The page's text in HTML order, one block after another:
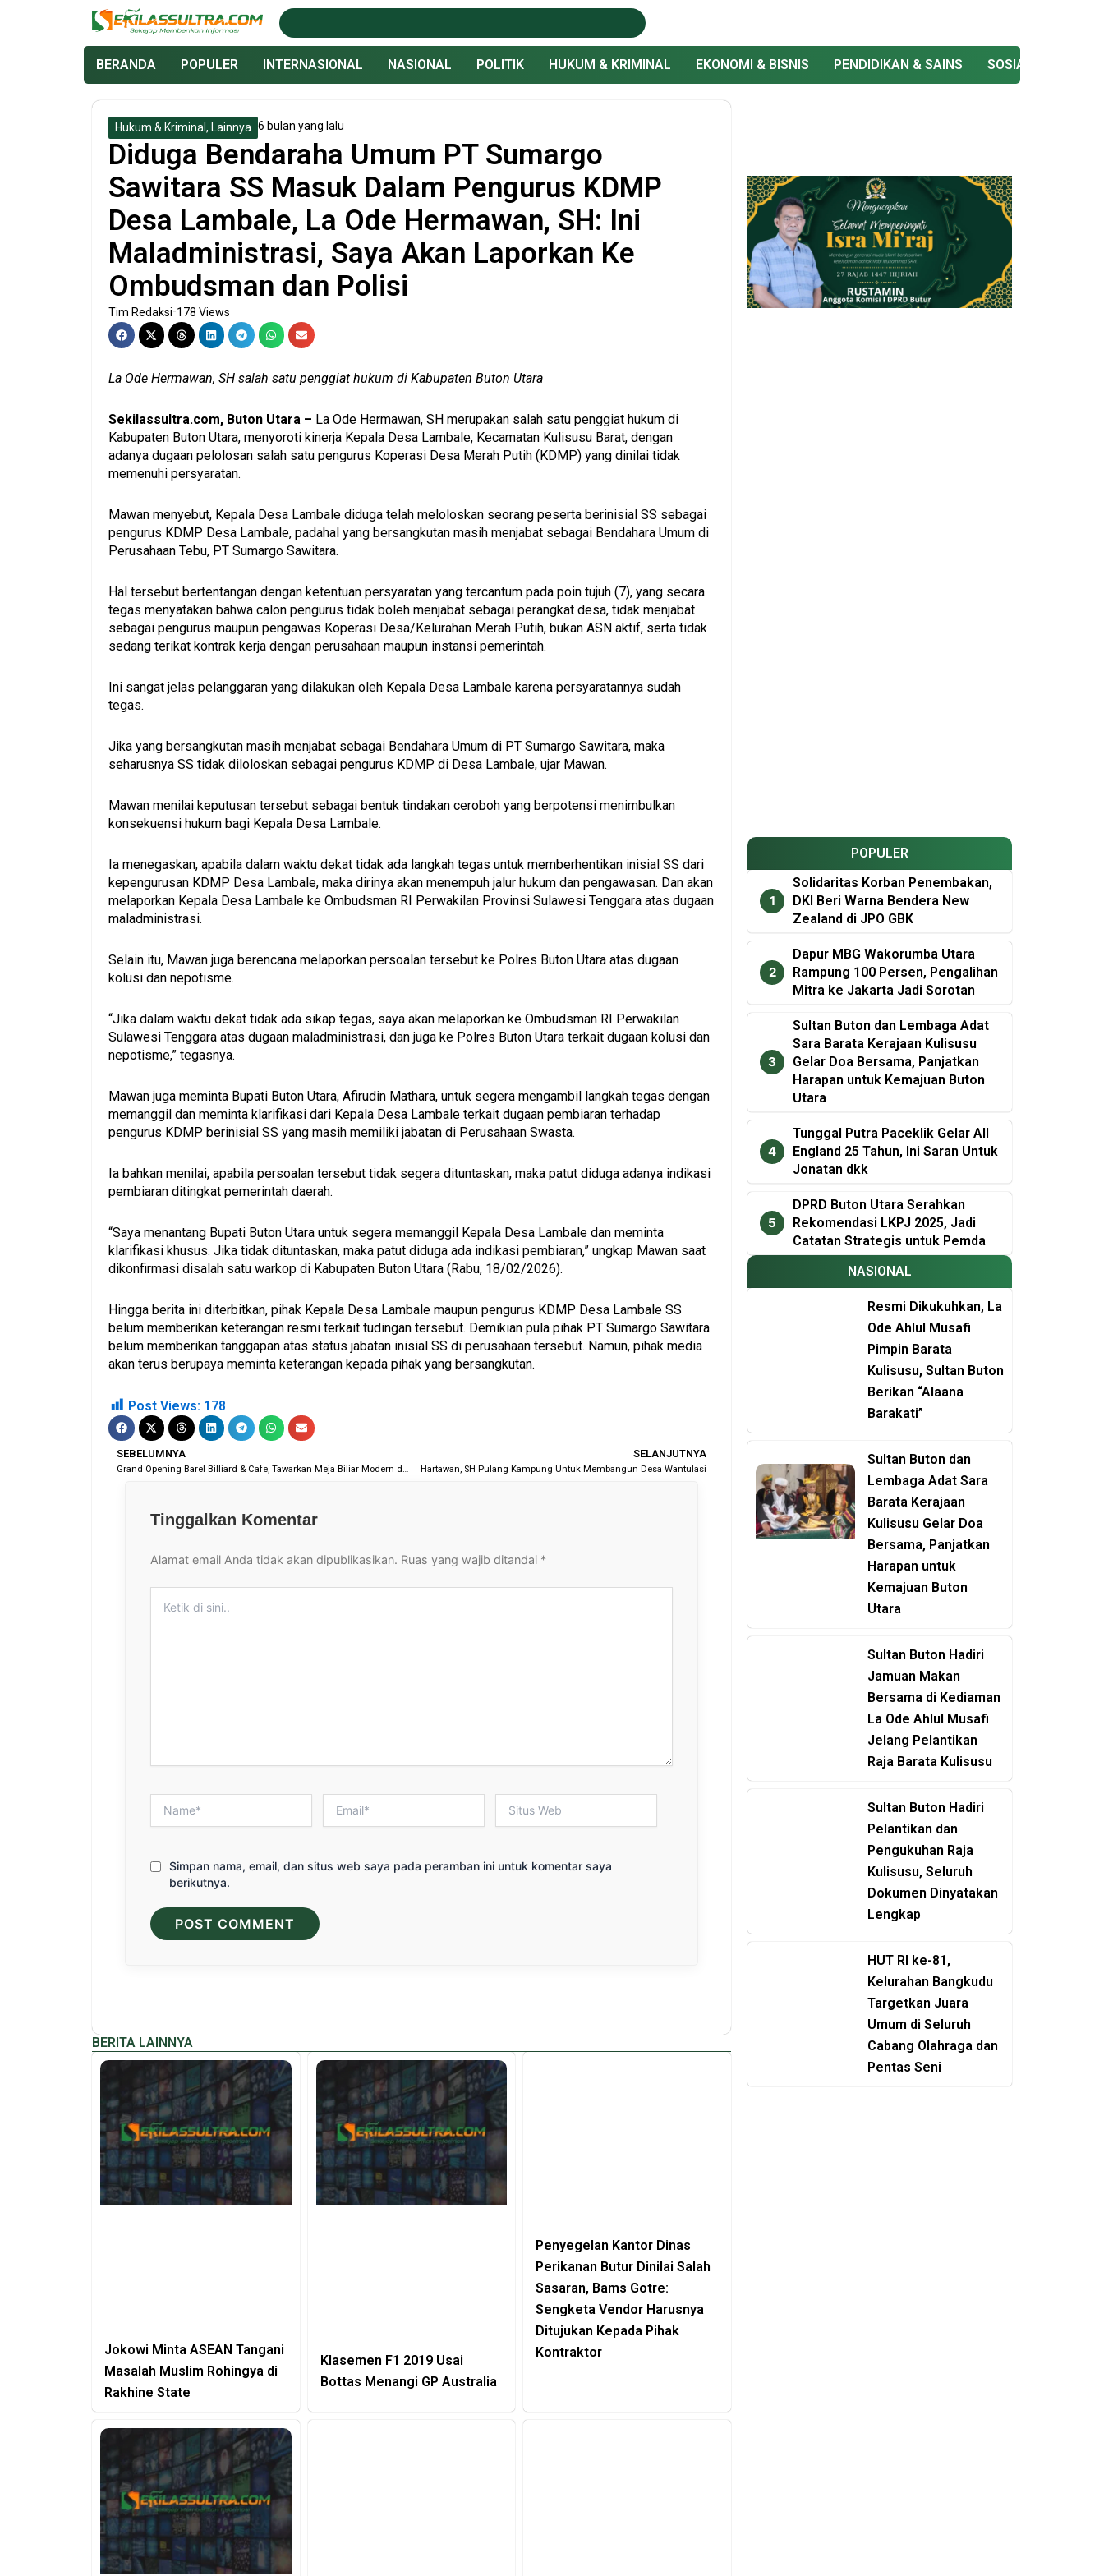
BERANDA POPULER INTERNASIONAL NASIONAL POLITIK HUKUM & KRIMINAL EKONOMI & BISNIS PENDIDIKAN & SAINS SOSIAL & BUDAYA
6 bulan yang lalu
Hukum & Kriminal , Lainnya
Diduga Bendaraha Umum PT Sumargo
Sawitara SS Masuk Dalam Pengurus KDMP
Desa Lambale, La Ode Hermawan, SH: Ini
Maladministrasi, Saya Akan Laporkan Ke
Ombudsman dan Polisi
Tim Redaksi-178 Views
La Ode Hermawan, SH salah satu penggiat hukum di Kabupaten Buton Utara
Sekilassultra.com, Buton Utara – La Ode Hermawan, SH merupakan salah satu penggiat hukum di
Kabupaten Buton Utara, menyoroti kinerja Kepala Desa Lambale, Kecamatan Kulisusu Barat, dengan
adanya dugaan pelolosan salah satu pengurus Koperasi Desa Merah Putih (KDMP) yang dinilai tidak
memenuhi persyaratan.
Mawan menyebut, Kepala Desa Lambale diduga telah meloloskan seorang peserta berinisial SS sebagai
pengurus KDMP Desa Lambale, padahal yang bersangkutan masih menjabat sebagai Bendahara Umum di
Perusahaan Tebu, PT Sumargo Sawitara.
Hal tersebut bertentangan dengan ketentuan persyaratan yang tercantum pada poin tujuh (7), yang secara
tegas menyatakan bahwa calon pengurus tidak boleh menjabat sebagai perangkat desa, tidak menjabat
sebagai pengurus maupun pengawas Koperasi Desa/Kelurahan Merah Putih, bukan ASN aktif, serta tidak
sedang terikat kontrak kerja dengan perusahaan maupun instansi pemerintah.
Ini sangat jelas pelanggaran yang dilakukan oleh Kepala Desa Lambale karena persyaratannya sudah
tegas.
Jika yang bersangkutan masih menjabat sebagai Bendahara Umum di PT Sumargo Sawitara, maka
seharusnya SS tidak diloloskan sebagai pengurus KDMP di Desa Lambale, ujar Mawan.
Mawan menilai keputusan tersebut sebagai bentuk tindakan ceroboh yang berpotensi menimbulkan
konsekuensi hukum bagi Kepala Desa Lambale.
Ia menegaskan, apabila dalam waktu dekat tidak ada langkah tegas untuk memberhentikan inisial SS dari
kepengurusan KDMP Desa Lambale, maka dirinya akan menempuh jalur hukum dan pengawasan. Dan akan
melaporkan Kepala Desa Lambale ke Ombudsman RI Perwakilan Provinsi Sulawesi Tenggara atas dugaan
maladministrasi.
Selain itu, Mawan juga berencana melaporkan persoalan tersebut ke Polres Buton Utara atas dugaan
kolusi dan nepotisme.
“Jika dalam waktu dekat tidak ada sikap tegas, saya akan melaporkan ke Ombudsman RI Perwakilan
Sulawesi Tenggara atas dugaan maladministrasi, dan juga ke Polres Buton Utara terkait dugaan kolusi dan
nepotisme,” tegasnya.
Mawan juga meminta Bupati Buton Utara, Afirudin Mathara, untuk segera mengambil langkah tegas dengan
memanggil dan meminta klarifikasi dari Kepala Desa Lambale terkait dugaan pembiaran terhadap
pengurus KDMP berinisial SS yang masih memiliki jabatan di Perusahaan Swasta.
Ia bahkan menilai, apabila persoalan tersebut tidak segera dituntaskan, maka patut diduga adanya indikasi
pembiaran ditingkat pemerintah daerah.
“Saya menantang Bupati Buton Utara untuk segera memanggil Kepala Desa Lambale dan meminta
klarifikasi khusus. Jika tidak dituntaskan, maka patut diduga ada indikasi pembiaran,” ungkap Mawan saat
dikonfirmasi disalah satu warkop di Kabupaten Buton Utara (Rabu, 18/02/2026).
Hingga berita ini diterbitkan, pihak Kepala Desa Lambale maupun pengurus KDMP Desa Lambale SS
belum memberikan keterangan resmi terkait tudingan tersebut. Demikian pula pihak PT Sumargo Sawitara
belum memberikan tanggapan atas status jabatan inisial SS di perusahaan tersebut. Namun, pihak media
akan terus berupaya meminta keterangan kepada pihak yang bersangkutan.
Post Views: 178
Prev
SEBELUMNYA
Grand Opening Barel Billiard & Cafe, Tawarkan Meja Biliar Modern dan Menjadi Warna Baru Bagi Dunia Olahraga
SELANJUTNYA
Hartawan, SH Pulang Kampung Untuk Membangun Desa Wantulasi
Tinggalkan Komentar
Alamat email Anda tidak akan dipublikasikan. Ruas yang wajib ditandai *
Web
Simpan nama, email, dan situs web saya pada peramban ini untuk komentar saya
berikutnya.
BERITA LAINNYA
Jokowi Minta ASEAN Tangani
Masalah Muslim Rohingya di
Rakhine State
Klasemen F1 2019 Usai
Bottas Menangi GP Australia
Penyegelan Kantor Dinas
Perikanan Butur Dinilai Salah
Sasaran, Bams Gotre:
Sengketa Vendor Harusnya
Ditujukan Kepada Pihak
Kontraktor
POPULER
Solidaritas Korban Penembakan,
DKI Beri Warna Bendera New
Zealand di JPO GBK
Dapur MBG Wakorumba Utara
Rampung 100 Persen, Pengalihan
Mitra ke Jakarta Jadi Sorotan
Sultan Buton dan Lembaga Adat
Sara Barata Kerajaan Kulisusu
Gelar Doa Bersama, Panjatkan
Harapan untuk Kemajuan Buton
Utara
Tunggal Putra Paceklik Gelar All
England 25 Tahun, Ini Saran Untuk
Jonatan dkk
DPRD Buton Utara Serahkan
Rekomendasi LKPJ 2025, Jadi
Catatan Strategis untuk Pemda
NASIONAL
Resmi Dikukuhkan, La
Ode Ahlul Musafi
Pimpin Barata
Kulisusu, Sultan Buton
Berikan “Alaana
Barakati”
Sultan Buton dan
Lembaga Adat Sara
Barata Kerajaan
Kulisusu Gelar Doa
Bersama, Panjatkan
Harapan untuk
Kemajuan Buton
Utara
Sultan Buton Hadiri
Jamuan Makan
Bersama di Kediaman
La Ode Ahlul Musafi
Jelang Pelantikan
Raja Barata Kulisusu
Sultan Buton Hadiri
Pelantikan dan
Pengukuhan Raja
Kulisusu, Seluruh
Dokumen Dinyatakan
Lengkap
HUT RI ke-81,
Kelurahan Bangkudu
Targetkan Juara
Umum di Seluruh
Cabang Olahraga dan
Pentas Seni